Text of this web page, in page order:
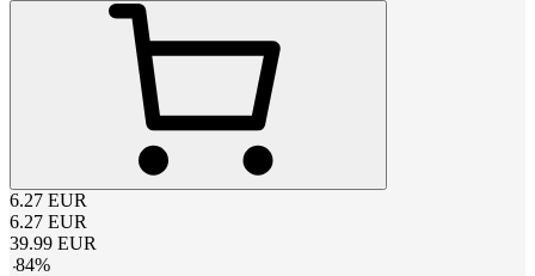
6.27 EUR
6.27 EUR
39.99 EUR
-84%